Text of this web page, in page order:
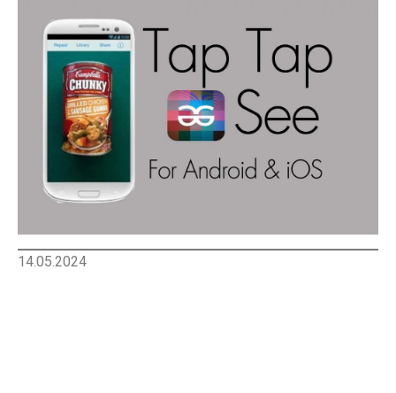
14.05.2024